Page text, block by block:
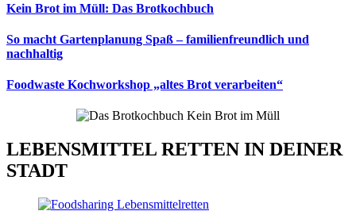
Kein Brot im Müll: Das Brotkochbuch
So macht Gartenplanung Spaß – familienfreundlich und
nachhaltig
Foodwaste Kochworkshop „altes Brot verarbeiten“
LEBENSMITTEL RETTEN IN DEINER
STADT